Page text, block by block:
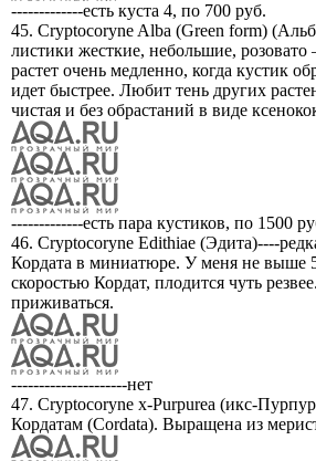
-------------есть куста 4, по 700 руб.
45. Cryptocoryne Alba (Green form)
листики жесткие, небольшие,
растет очень медленно, когда кустик
идет быстрее. Любит тень других
чистая и без обрастаний в виде
-------------есть пара кустиков, по 1500
46. Cryptocoryne Edithiae (Эдита)----
Кордата в миниатюре. У меня не выше
скоростью Кордат, плодится чуть
приживаться.
---------------------нет
47. Cryptocoryne х-Purpurea (икс-
Кордатам (Cordata). Выращена из